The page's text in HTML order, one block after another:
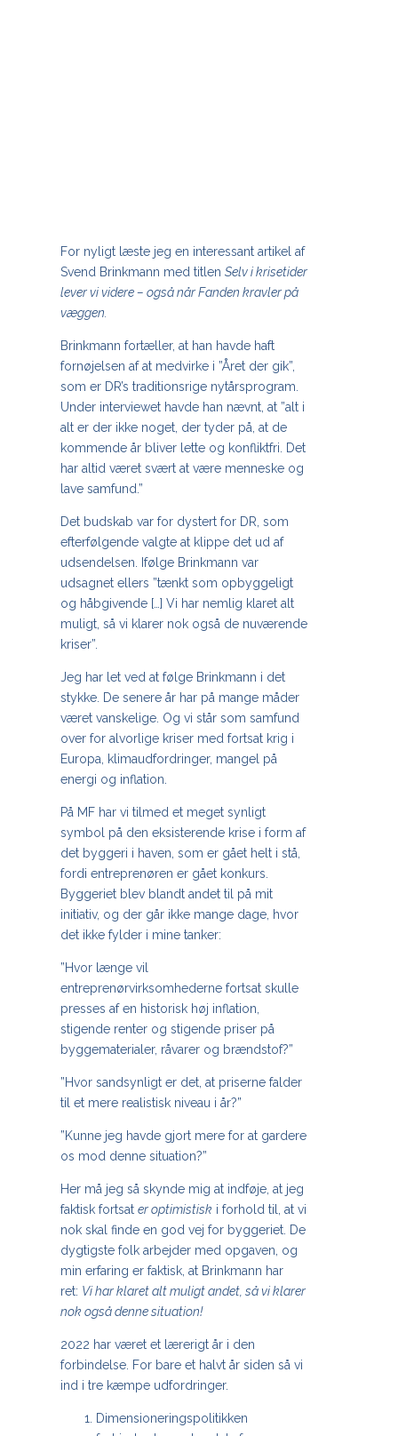
For nyligt læste jeg en interessant artikel af
Svend Brinkmann med titlen Selv i krisetider
lever vi videre – også når Fanden kravler på
væggen.
Brinkmann fortæller, at han havde haft
fornøjelsen af at medvirke i ”Året der gik”,
som er DR’s traditionsrige nytårsprogram.
Under interviewet havde han nævnt, at ”alt i
alt er der ikke noget, der tyder på, at de
kommende år bliver lette og konfliktfri. Det
har altid været svært at være menneske og
lave samfund.”
Det budskab var for dystert for DR, som
efterfølgende valgte at klippe det ud af
udsendelsen. Ifølge Brinkmann var
udsagnet ellers ”tænkt som opbyggeligt
og håbgivende […] Vi har nemlig klaret alt
muligt, så vi klarer nok også de nuværende
kriser”.
Jeg har let ved at følge Brinkmann i det
stykke. De senere år har på mange måder
været vanskelige. Og vi står som samfund
over for alvorlige kriser med fortsat krig i
Europa, klimaudfordringer, mangel på
energi og inflation.
På MF har vi tilmed et meget synligt
symbol på den eksisterende krise i form af
det byggeri i haven, som er gået helt i stå,
fordi entreprenøren er gået konkurs.
Byggeriet blev blandt andet til på mit
initiativ, og der går ikke mange dage, hvor
det ikke fylder i mine tanker:
”Hvor længe vil
entreprenørvirksomhederne fortsat skulle
presses af en historisk høj inflation,
stigende renter og stigende priser på
byggematerialer, råvarer og brændstof?”
”Hvor sandsynligt er det, at priserne falder
til et mere realistisk niveau i år?”
”Kunne jeg havde gjort mere for at gardere
os mod denne situation?”
Her må jeg så skynde mig at indføje, at jeg
faktisk fortsat er optimistisk i forhold til, at vi
nok skal finde en god vej for byggeriet. De
dygtigste folk arbejder med opgaven, og
min erfaring er faktisk, at Brinkmann har
ret: Vi har klaret alt muligt andet, så vi klarer
nok også denne situation!
2022 har været et lærerigt år i den
forbindelse. For bare et halvt år siden så vi
ind i tre kæmpe udfordringer.
Dimensioneringspolitikken